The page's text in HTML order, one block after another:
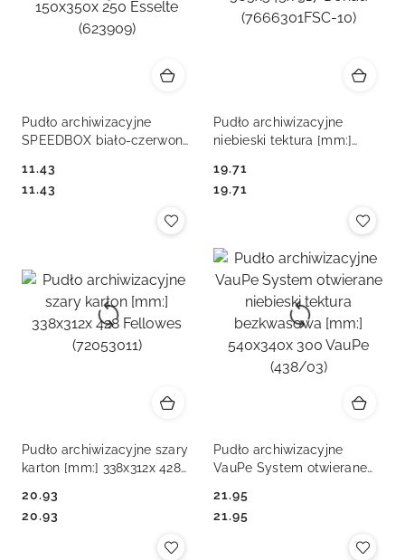
Pudło archiwizacyjne
SPEEDBOX biało-czerwony
Esselte (623909)
Cena:
11.43
Cena:
11.43
Pudło archiwizacyjne
niebieski tektura [mm:]
(7666301FSC-10)
Cena:
19.71
Cena:
19.71
Pudło archiwizacyjne szary
karton [mm:] 338x312x 428
Cena:
20.93
Cena:
20.93
Pudło archiwizacyjne
VauPe System otwierane
bezkwasowa [mm:]
540x340x 300 VauPe
Cena:
21.95
Cena:
21.95